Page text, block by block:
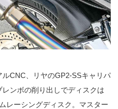
CNC、リヤのGP2-SSキャリパ
ンボの削り出しでディスクは
レーシングディスク。マスター